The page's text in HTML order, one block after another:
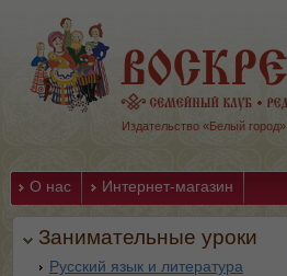
Издательство «Белый город»
О нас Интернет-магазин
Занимательные уроки
Русский язык и литература